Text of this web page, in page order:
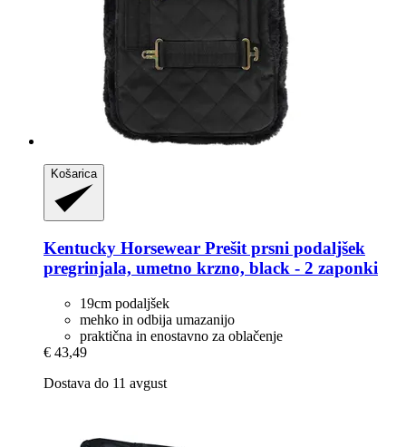
Košarica
Kentucky Horsewear Prešit prsni podaljšek
pregrinjala, umetno krzno, black -​ 2 zaponki
19cm podaljšek
mehko in odbija umazanijo
praktična in enostavno za oblačenje
€ 43,49
Dostava do 11 avgust